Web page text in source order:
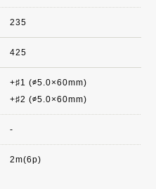
235
425
+♯1 (∅5.0×60mm)
+♯2 (∅5.0×60mm)
-
2m(6p)